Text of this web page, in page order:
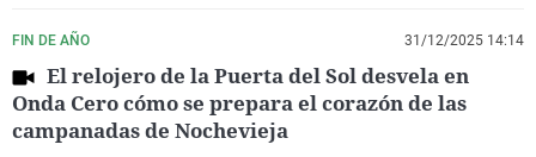
FIN DE AÑO 31/12/2025 14:14
El relojero de la Puerta del Sol desvela en
Onda Cero cómo se prepara el corazón de las
campanadas de Nochevieja